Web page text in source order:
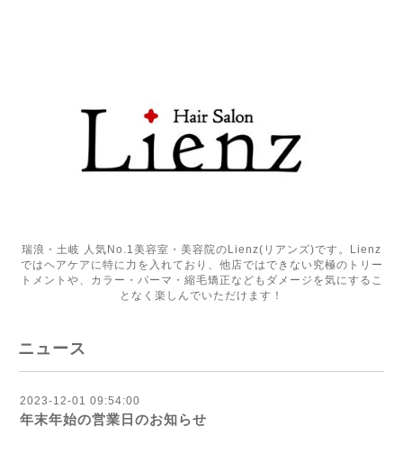
瑞浪・土岐 人気No.1美容室・美容院のLienz(リアンズ)です。Lienz
ではヘアケアに特に力を入れており、他店ではできない究極のトリー
トメントや、カラー・パーマ・縮毛矯正などもダメージを気にするこ
となく楽しんでいただけます！
ニュース
2023-12-01 09:54:00
年末年始の営業日のお知らせ